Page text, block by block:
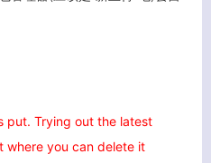
put. Trying out the latest
where you can delete it